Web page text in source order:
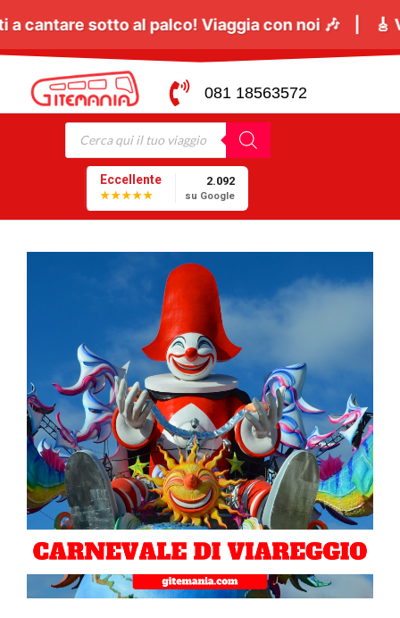
tutti a cantare sotto al palco! Viaggia con
081 18563572
Eccellente
★★★★★
2.092
su Google